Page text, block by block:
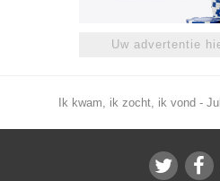
Uw advertentie
Ik kwam, ik zocht, ik vond -